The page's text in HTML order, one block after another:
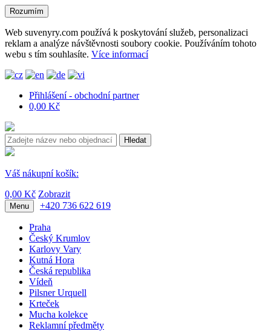
Rozumím
Web suvenyry.com používá k poskytování služeb, personalizaci
reklam a analýze návštěvnosti soubory cookie. Používáním tohoto
webu s tím souhlasíte. Více informací
Přihlášení - obchodní partner
0,00 Kč
Hledat
Váš nákupní košík:
0,00 Kč Zobrazit
Menu +420 736 622 619
Praha
Český Krumlov
Karlovy Vary
Kutná Hora
Česká republika
Vídeň
Pilsner Urquell
Krteček
Mucha kolekce
Reklamní předměty